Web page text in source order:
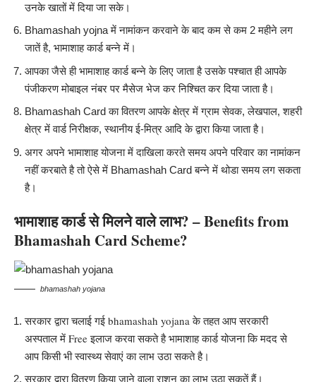
उनके खातों में दिया जा सके।
Bhamashah yojna में नामांकन करवाने के बाद कम से कम 2 महीने लग
जातें है, भामाशाह कार्ड बन्ने में।
आपका जैसे ही भामाशाह कार्ड बन्ने के लिए जाता है उसके पश्चात ही आपके
पंजीकरण मोबाइल नंबर पर मैसेज भेज कर निश्चित कर दिया जाता है।
Bhamashah Card का वितरण आपके क्षेत्र में ग्राम सेवक, लेखपाल, शहरी
क्षेत्र में वार्ड निरीक्षक, स्थानीय ई-मित्र आदि के द्वारा किया जाता है।
अगर अपने भामाशाह योजना में दाखिला करते समय अपने परिवार का नामांकन
नहीं करबाते है तो ऐसे में Bhamashah Card बन्ने में थोडा समय लग सकता
है।
भामाशाहकार्डसे मिलने वाले लाभ? – Benefits from
Bhamashah Card Scheme?
bhamashah yojana
सरकार द्वारा चलाई गई bhamashah yojana के तहत आप सरकारी
अस्पताल में Free इलाज करवा सकते है भामाशाह कार्ड योजना कि मदद से
आप किसी भी स्वास्थ्य सेवाएं का लाभ उठा सकते है।
सरकार द्वारा वितरण किया जाने वाला राशन का लाभ उठा सकतें हैं।